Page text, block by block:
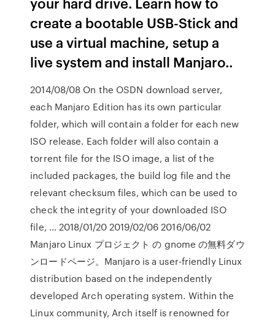
create a bootable USB-Stick and
use a virtual machine, setup a
live system and install Manjaro..
2014/08/08 On the OSDN download server,
each Manjaro Edition has its own particular
folder, which will contain a folder for each new
ISO release. Each folder will also contain a
torrent file for the ISO image, a list of the
included packages, the build log file and the
relevant checksum files, which can be used to
check the integrity of your downloaded ISO
file, … 2018/01/20 2019/02/06 2016/06/02
Manjaro Linux プロジェクト の gnome の無料ダウ
ンロードページ。Manjaro is a user-friendly Linux
distribution based on the independently
developed Arch operating system. Within the
Linux community, Arch itself is renowned for